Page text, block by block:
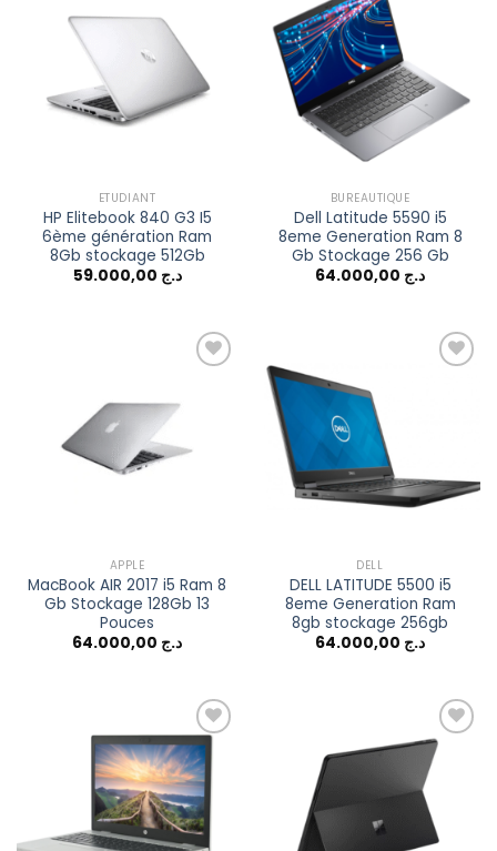
Add to
wishlist
ETUDIANT
HP Elitebook 840 G3 I5
6ème génération Ram
8Gb stockage 512Gb
د.ج
wishlist
BUREAUTIQUE
Dell Latitude 5590 i5
8eme Generation Ram 8
Gb Stockage 256 Gb
د.ج
APPLE
MacBook AIR 2017 i5 Ram 8
Gb Stockage 128Gb 13
Pouces
د.ج
DELL
DELL LATITUDE 5500 i5
8eme Generation Ram
8gb stockage 256gb
د.ج
Add to
wishlist
Add to
wishlist